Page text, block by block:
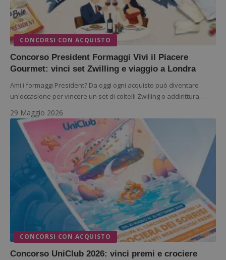
CONCORSI CON ACQUISTO
Concorso President Formaggi Vivi il Piacere
Gourmet: vinci set Zwilling e viaggio a Londra
Ami i formaggi President? Da oggi ogni acquisto può diventare
un'occasione per vincere un set di coltelli Zwilling o addirittura…
29 Maggio 2026
CONCORSI CON ACQUISTO
Concorso UniClub 2026: vinci premi e crociere